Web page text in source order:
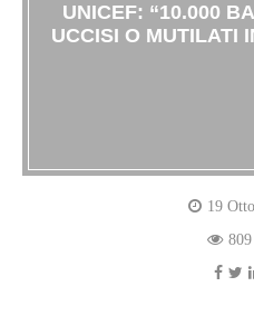
UNICEF: “10.000
UCCISI O MUTILATI
19